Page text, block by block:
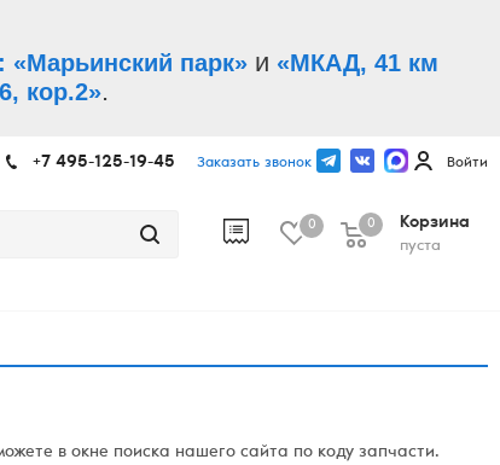
парк» и «МКАД, 41 км
кор.2».
+7 495-125-19-45 Заказать звонок Войти
0
Корзина
пуста
0
в окне поиска нашего сайта по коду запчасти.